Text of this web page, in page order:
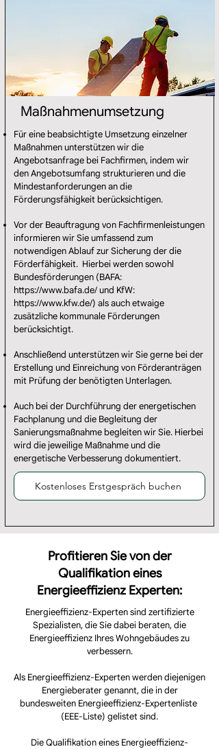
Maßnahmenumsetzung
Für eine beabsichtigte Umsetzung einzelner
Maßnahmen unterstützen wir die
Angebotsanfrage bei Fachfirmen, indem wir
den Angebotsumfang strukturieren und die
Mindestanforderungen an die
Förderungsfähigkeit berücksichtigen.
Vor der Beauftragung von Fachfirmenleistungen
informieren wir Sie umfassend zum
notwendigen Ablauf zur Sicherung der die
Förderfähigkeit. Hierbei werden sowohl
Bundesförderungen (BAFA:
https://www.bafa.de/und KfW:
https://www.kfw.de/) als auch etwaige
zusätzliche kommunale Förderungen
berücksichtigt.
Anschließend unterstützen wir Sie gerne bei der
Erstellung und Einreichung von Förderanträgen
mit Prüfung der benötigten Unterlagen.
Auch bei der Durchführung der energetischen
Fachplanung und die Begleitung der
Sanierungsmaßnahme begleiten wir Sie. Hierbei
wird die jeweilige Maßnahme und die
energetische Verbesserung dokumentiert.
Kostenloses Erstgespräch buchen
Profitieren Sie von der
Qualifikation eines
Energieeffizienz Experten:
Energieeffizienz-Experten sind zertifizierte
Spezialisten, die Sie dabei beraten, die
Energieeffizienz Ihres Wohngebäudes zu
verbessern.
Als Energieeffizienz-Experten werden diejenigen
Energieberater genannt, die in der
bundesweiten Energieeffizienz-Expertenliste
(EEE-Liste) gelistet sind.
Die Qualifikation eines Energieeffizienz-